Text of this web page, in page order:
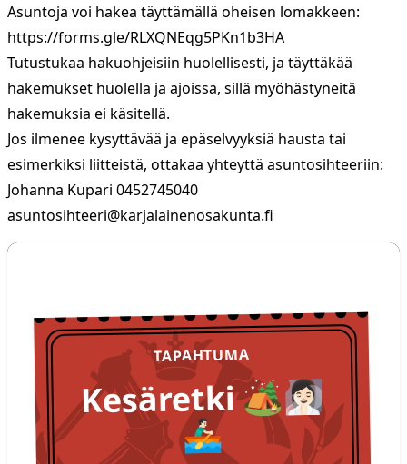
Asuntoja voi hakea täyttämällä oheisen lomakkeen:
https://forms.gle/RLXQNEqg5PKn1b3HA
Tutustukaa hakuohjeisiin huolellisesti, ja täyttäkää
hakemukset huolella ja ajoissa, sillä myöhästyneitä
hakemuksia ei käsitellä.
Jos ilmenee kysyttävää ja epäselvyyksiä hausta tai
esimerkiksi liitteistä, ottakaa yhteyttä asuntosihteeriin:
Johanna Kupari 0452745040
asuntosihteeri@karjalainenosakunta.fi
TAPAHTUMA
Kesäretki 🏕️🧖🏻‍♀️
🚣🏻‍♂️